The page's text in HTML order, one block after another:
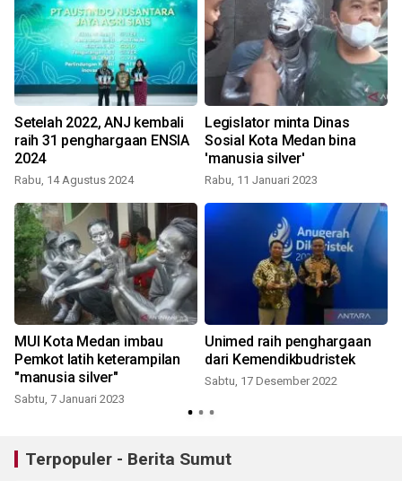
Setelah 2022, ANJ kembali
raih 31 penghargaan ENSIA
2024
Rabu, 14 Agustus 2024
Legislator minta Dinas
Sosial Kota Medan bina
'manusia silver'
Rabu, 11 Januari 2023
MUI Kota Medan imbau
Pemkot latih keterampilan
"manusia silver"
Sabtu, 7 Januari 2023
Unimed raih penghargaan
dari Kemendikbudristek
Sabtu, 17 Desember 2022
Terpopuler - Berita Sumut